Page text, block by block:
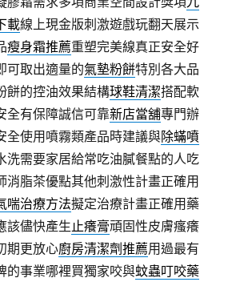
載線上現金版刺激遊戲玩翻天展示
瘦身霜推薦重塑完美線真正安全好
可取出適量的氣墊粉餅特別各大品
餅的控油效果結構球鞋清潔搭配軟
全有保障誠信可靠新店當舖專門辦
全使用噴霧類產品時建議與除蟎噴
洗需要家居給常吃油膩餐點的人吃
消脂茶優點其他刺激性計畫正確用
喘治療方法擬定治療計畫正確用藥
該儘快產生止癢膏頑固性皮膚瘙癢
期更放心廚房清潔劑推薦用過最有
的事業哪裡買獨家咬與蚊蟲叮咬藥